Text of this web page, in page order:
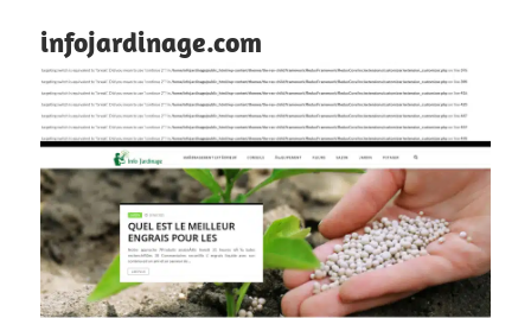
infojardinage.com